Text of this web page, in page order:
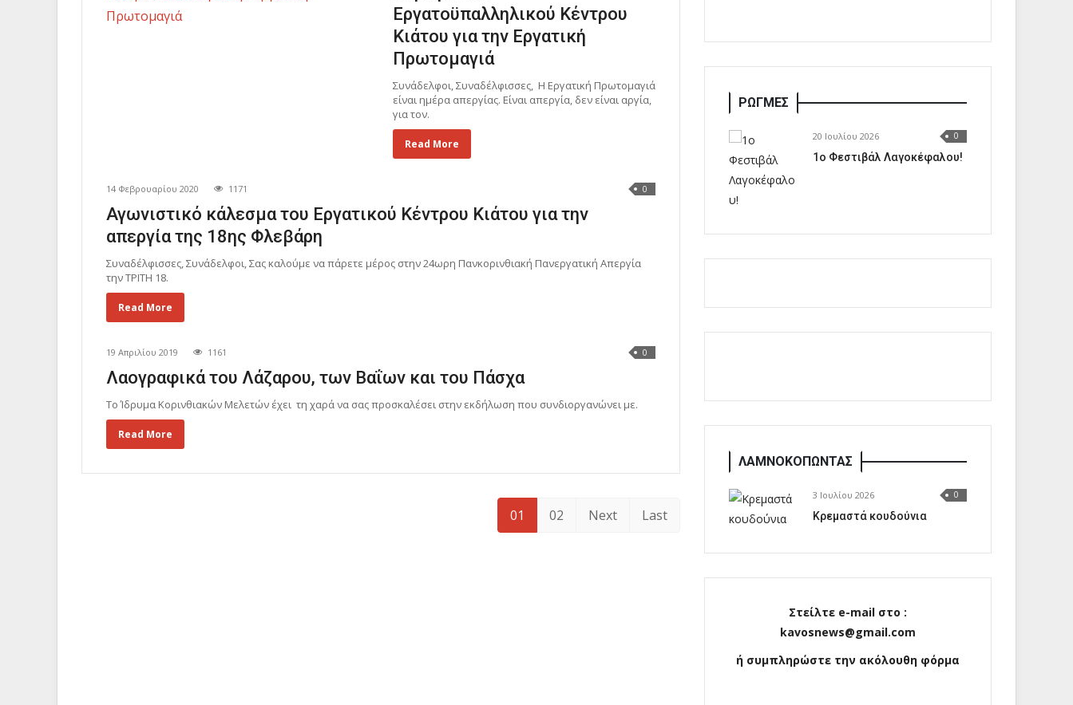
Εργατοϋπαλληλικού Κέντρου
Κιάτου για την Εργατική
Πρωτομαγιά
Συνάδελφοι, Συναδέλφισσες, Η Εργατική Πρωτομαγιά
είναι ημέρα απεργίας. Είναι απεργία, δεν είναι αργία,
για τον.
Read More
14 Φεβρουαρίου 2020 1171 0
Αγωνιστικό κάλεσμα του Εργατικού Κέντρου Κιάτου για την
απεργία της 18ης Φλεβάρη
Συναδέλφισσες, Συνάδελφοι, Σας καλούμε να πάρετε μέρος στην 24ωρη Πανκορινθιακή Πανεργατική Απεργία
την ΤΡΙΤΗ 18.
Read More
19 Απριλίου 2019 1161 0
Λαογραφικά του Λάζαρου, των Βαΐων και του Πάσχα
Το Ίδρυμα Κορινθιακών Μελετών έχει τη χαρά να σας προσκαλέσει στην εκδήλωση που συνδιοργανώνει με.
Read More
01 02 Next Last
ΡΩΓΜΕΣ
20 Ιουλίου 2026 0
1o Φεστιβάλ Λαγοκέφαλου!
ΛΑΜΝΟΚΟΠΩΝΤΑΣ
3 Ιουλίου 2026 0
Κρεμαστά κουδούνια
Στείλτε e-mail στο :
kavosnews@gmail.com
ή συμπληρώστε την ακόλουθη φόρμα